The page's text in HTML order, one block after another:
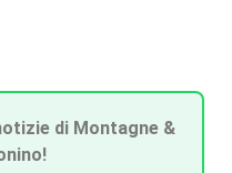
di Montagne &